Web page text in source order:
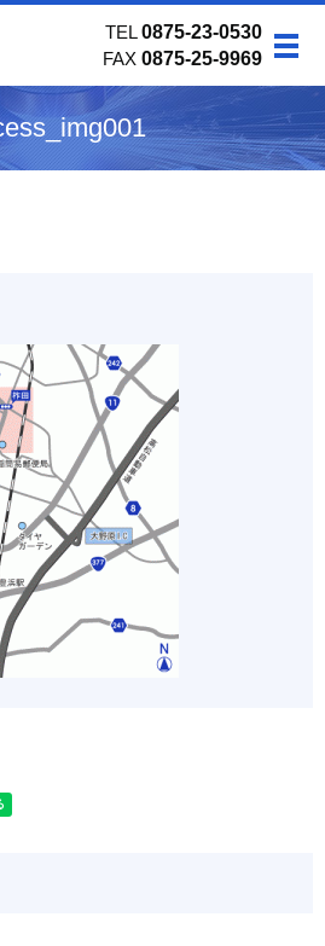
TEL0875-23-0530
FAX 0875-25-9969 メ